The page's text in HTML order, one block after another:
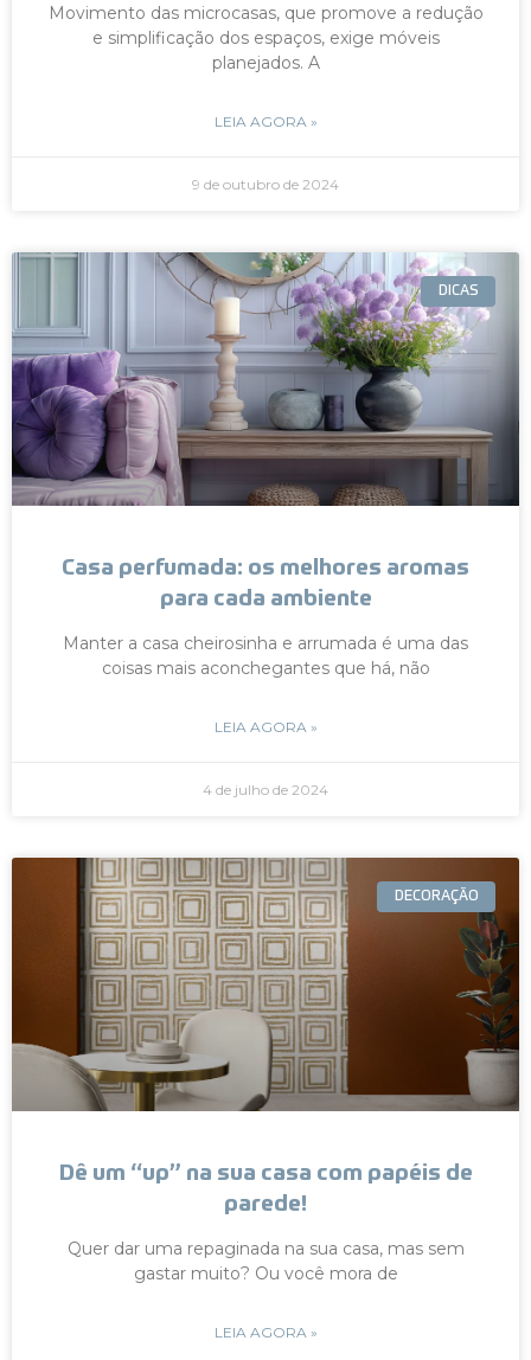
Movimento das microcasas, que promove a redução
e simplificação dos espaços, exige móveis
planejados. A
LEIA AGORA »
9 de outubro de 2024
DICAS
Casa perfumada: os melhores aromas
para cada ambiente
Manter a casa cheirosinha e arrumada é uma das
coisas mais aconchegantes que há, não
LEIA AGORA »
4 de julho de 2024
DECORAÇÃO
Dê um “up” na sua casa com papéis de
parede!
Quer dar uma repaginada na sua casa, mas sem
gastar muito? Ou você mora de
LEIA AGORA »